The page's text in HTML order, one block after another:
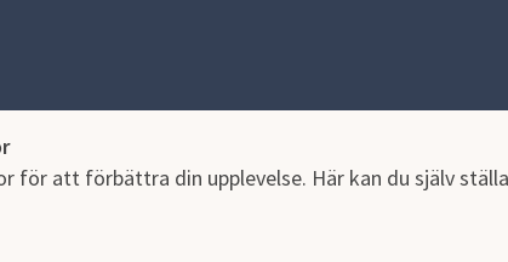
för att förbättra din upplevelse. Här kan du själv